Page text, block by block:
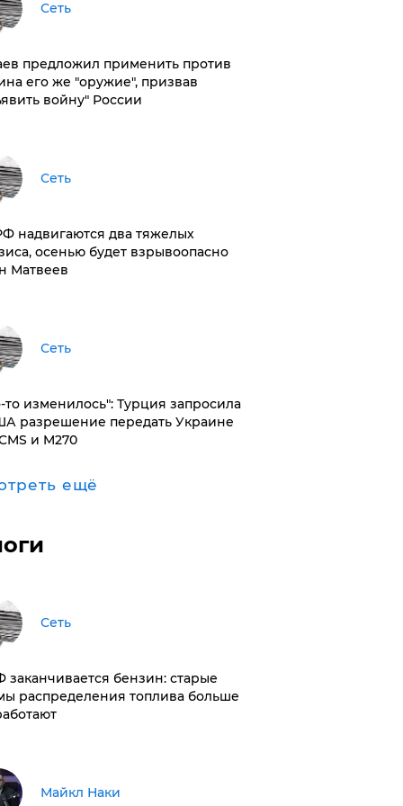
Сеть
предложил применить против
его же "оружие", призвав
войну" России
Сеть
надвигаются два тяжелых
осенью будет взрывоопасно
Матвеев
Сеть
то изменилось": Турция запросила
разрешение передать Украине
и M270
ещё
Сеть
заканчивается бензин: старые
распределения топлива больше
Майкл Наки